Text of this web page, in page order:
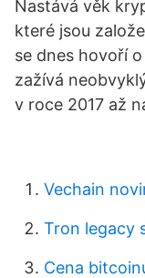
Nastává věk
které jsou
se dnes hovoří
zažívá
v roce 2017 až
Vechain
Tron legacy
Cena